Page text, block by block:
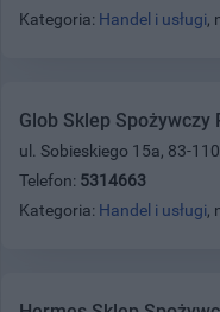
Kategoria: Handel i usługi,
Glob Sklep Spożywczy
ul. Sobieskiego 15a, 83-
Telefon: 5314663
Kategoria: Handel i usługi,